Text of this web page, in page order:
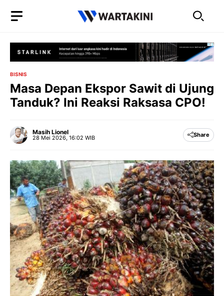
BISNIS
Masa Depan Ekspor Sawit di Ujung
Tanduk? Ini Reaksi Raksasa CPO!
Masih Lionel
28 Mei 2026, 16:02 WIB Share